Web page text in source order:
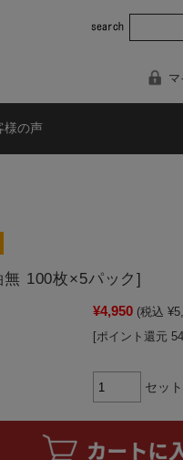
マ
様の声
100枚×5パック]
¥4,950 (税込
[ポイント還元
セット